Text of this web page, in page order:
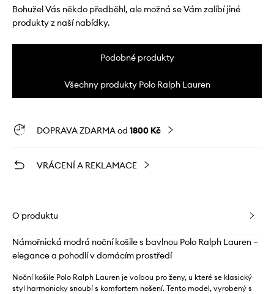
Bohužel Vás někdo předběhl, ale možná se Vám zalíbí jiné
produkty z naší nabídky.
Podobné produkty
Všechny produkty Polo Ralph Lauren
DOPRAVA ZDARMA od 1800 Kč
VRÁCENÍ A REKLAMACE
O produktu
Námořnická modrá noční košile s bavlnou Polo Ralph Lauren –
elegance a pohodlí v domácím prostředí
Noční košile Polo Ralph Lauren je volbou pro ženy, u které se klasický
styl harmonicky snoubí s komfortem nošení. Tento model, vyrobený s